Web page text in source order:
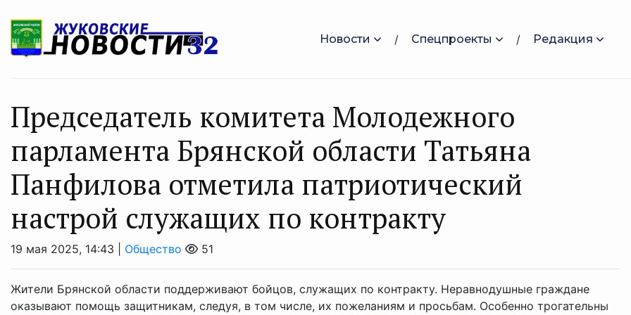
Новости Спецпроекты Редакция
Председатель комитета Молодежного
парламента Брянской области Татьяна
Панфилова отметила патриотический
настрой служащих по контракту
19 мая 2025, 14:43 | Общество 51
Жители Брянской области поддерживают бойцов, служащих по контракту. Неравнодушные граждане
оказывают помощь защитникам, следуя, в том числе, их пожеланиям и просьбам. Особенно трогательны